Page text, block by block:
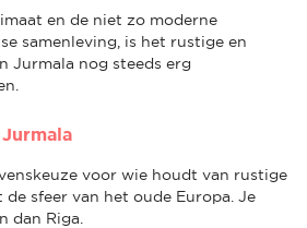
en de niet zo moderne
samenleving, is het rustige en
Jurmala nog steeds erg
voor wie houdt van rustige
sfeer van het oude Europa. Je
dan Riga.